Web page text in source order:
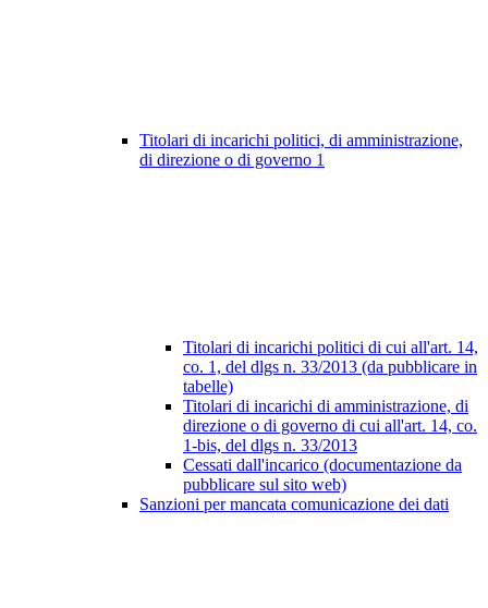
Titolari di incarichi politici, di amministrazione,
di direzione o di governo 1
Titolari di incarichi politici di cui all'art. 14,
co. 1, del dlgs n. 33/2013 (da pubblicare in
tabelle)
Titolari di incarichi di amministrazione, di
direzione o di governo di cui all'art. 14, co.
1-bis, del dlgs n. 33/2013
Cessati dall'incarico (documentazione da
pubblicare sul sito web)
Sanzioni per mancata comunicazione dei dati